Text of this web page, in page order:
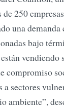
250
una
bajo
vendiendo
compromiso
a sectores
ambiente”,